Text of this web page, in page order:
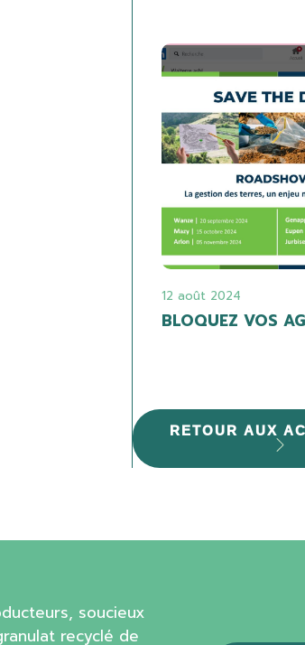
12 août 2024
BLOQUEZ VOS
RETOUR AUX
soucieux
recyclé de